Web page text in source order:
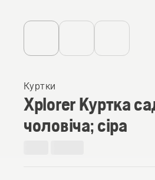
Куртки
Xplorer Куртка
чоловіча; сіра